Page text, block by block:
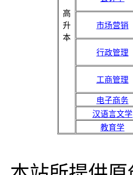
高
升
本
市场营销
行政管理
工商管理
电子商务
汉语言文学
教育学